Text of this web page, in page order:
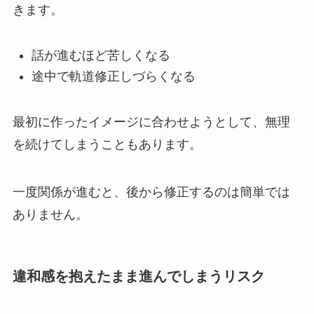
きます。
話が進むほど苦しくなる
途中で軌道修正しづらくなる
最初に作ったイメージに合わせようとして、無理
を続けてしまうこともあります。
一度関係が進むと、後から修正するのは簡単では
ありません。
違和感を抱えたまま進んでしまうリスク